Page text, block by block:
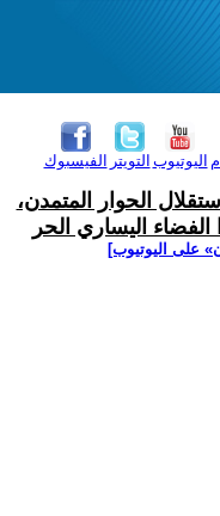
الفيسبوك التويتر اليوتيوب
الحوار المتمدن،
اليساري الحر
على اليوتيوب]